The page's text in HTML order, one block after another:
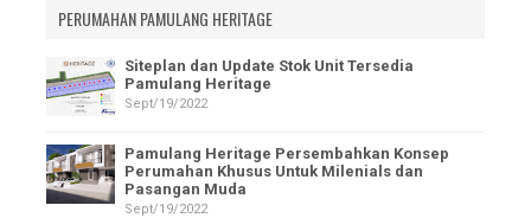
PERUMAHAN PAMULANG HERITAGE
Siteplan dan Update Stok Unit Tersedia
Pamulang Heritage
Sept/19/2022
Pamulang Heritage Persembahkan Konsep
Perumahan Khusus Untuk Milenials dan
Pasangan Muda
Sept/19/2022